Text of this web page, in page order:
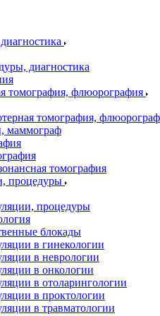
диагностика
томография, флюорография
томография,
маммограф
томография
процедуры
процедуры
блокады
в гинекологии
в неврологии
в онкологии
в отоларингологии
в проктологии
в травматологии